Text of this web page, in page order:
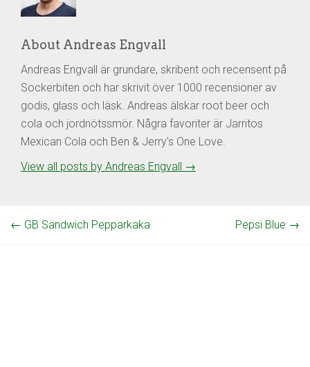
About Andreas Engvall
Andreas Engvall är grundare, skribent och recensent på
Sockerbiten och har skrivit över 1000 recensioner av
godis, glass och läsk. Andreas älskar root beer och
cola och jordnötssmör. Några favoriter är Jarritos
Mexican Cola och Ben & Jerry's One Love.
View all posts by Andreas Engvall
→
← GB Sandwich Pepparkaka Pepsi Blue →